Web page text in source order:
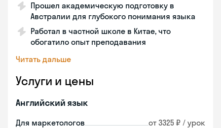
Прошел академическую подготовку в
Австралии для глубокого понимания языка
Работал в частной школе в Китае, что
обогатило опыт преподавания
Читать дальше
Услуги и цены
Английский язык
Для маркетологов от 3325 ₽ / урок